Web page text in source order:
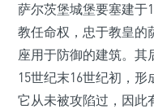
萨尔茨堡城堡要塞建于
教任命权，忠于教皇的
座用于防御的建筑。其
15世纪末16世纪初，形
它从未被攻陷过，因此